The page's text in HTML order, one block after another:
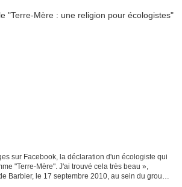
sur Facebook, la déclaration d'un écologiste qui
"Terre-Mère". J'ai trouvé cela très beau »,
Barbier, le 17 septembre 2010, au sein du groupe